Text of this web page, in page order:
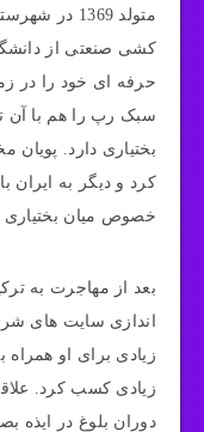
متولد
کشی صنعتی از
حرفه ای خود را در
سبک رپ را هم با آن
کرد و دیگر به ایران
خصوص میان بختیاری
بعد از مهاجرت به
اندازی سایت های
زیادی برای او همراه
زیادی کسب کرد.